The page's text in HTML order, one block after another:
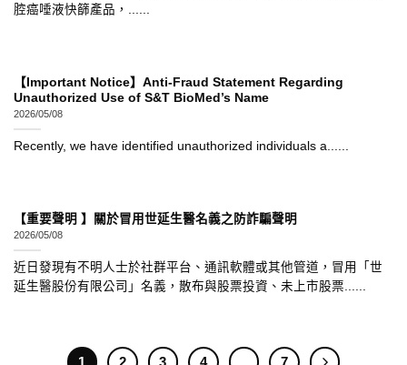
腔癌唾液快篩產品，......
【Important Notice】Anti-Fraud Statement Regarding
Unauthorized Use of S&T BioMed’s Name
2026/05/08
Recently, we have identified unauthorized individuals a......
【重要聲明 】關於冒用世延生醫名義之防詐騙聲明
2026/05/08
近日發現有不明人士於社群平台、通訊軟體或其他管道，冒用「世
延生醫股份有限公司」名義，散布與股票投資、未上市股票......
1 2 3 4 7